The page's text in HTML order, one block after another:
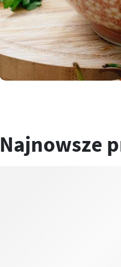
Najnowsze